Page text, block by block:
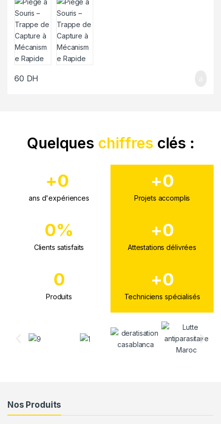
60 DH
Quelques chiffres clés :
ans d'expériences
+0
Projets accomplis
+0
Clients satisfaits
0%
Attestations délivrées
+0
Produits
0
Techniciens spécialisés
+0
Nos Produits